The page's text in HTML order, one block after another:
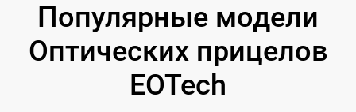
Популярные модели
Оптических прицелов
EOTech